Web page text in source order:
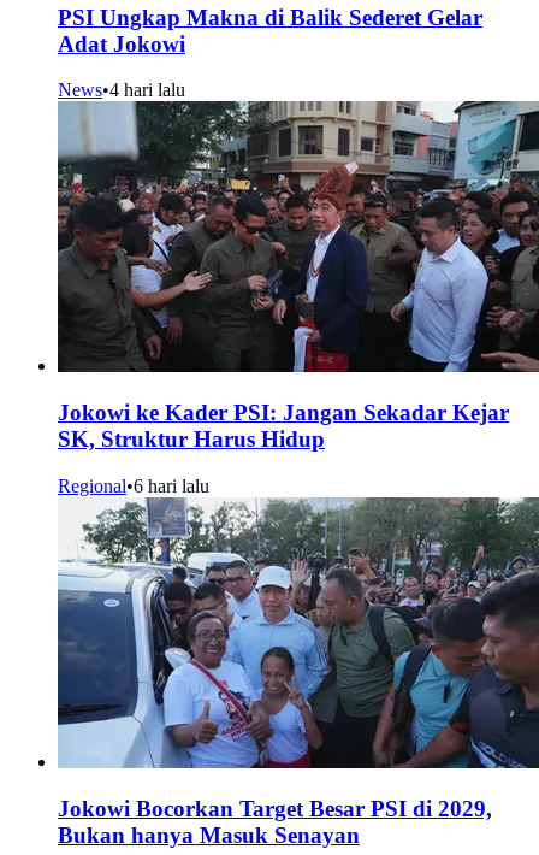
PSI Ungkap Makna di Balik Sederet Gelar
Adat Jokowi
News•4 hari lalu
Jokowi ke Kader PSI: Jangan Sekadar Kejar
SK, Struktur Harus Hidup
Regional•6 hari lalu
Jokowi Bocorkan Target Besar PSI di 2029,
Bukan hanya Masuk Senayan